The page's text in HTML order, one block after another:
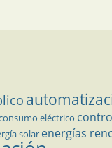
eléctrico
solar energías